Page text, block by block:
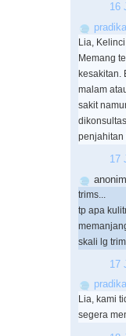
16
Lia,
Memang
kesakitan.
malam
sakit
penjahitan
17
trims...
tp apa
skali lg
17
Lia, kami
segera